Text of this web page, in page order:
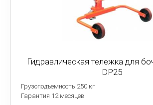
Гидравлическая тележка для
DP25
Грузоподъемность 250 кг
Гарантия 12 месяцев